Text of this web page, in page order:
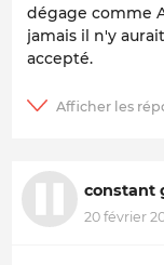
dégage comme
jamais il n'y
accepté.
constant
20 février